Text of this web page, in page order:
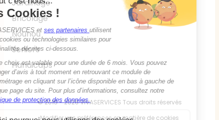
Jardinage
Bricolage
Nounou
Seniors
Handicaps
© 2015 - 2026VIVASERVICES Tous droits réservés
Modifier vos préférences en matière de cookies